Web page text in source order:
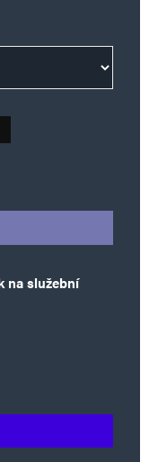
na služební